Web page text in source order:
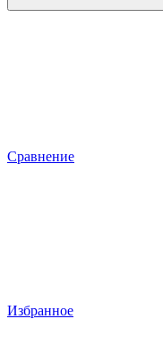
Сравнение
Избранное